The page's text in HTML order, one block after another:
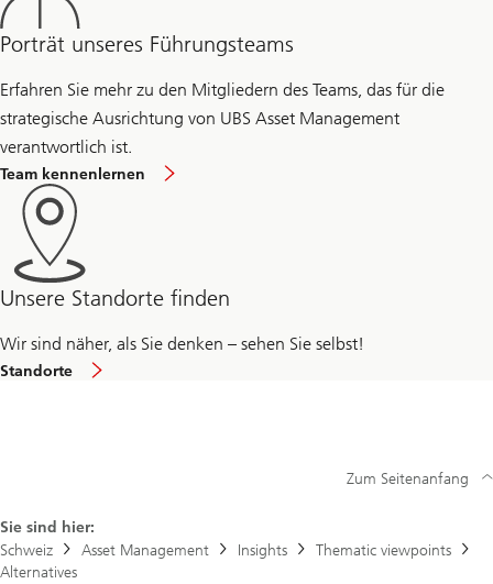
Porträt unseres Führungsteams
Erfahren Sie mehr zu den Mitgliedern des Teams, das für die
strategische Ausrichtung von UBS Asset Management
verantwortlich ist.
Team kennenlernen
Unsere Standorte finden
Wir sind näher, als Sie denken – sehen Sie selbst!
Standorte
Sie sind hier:
Schweiz
Asset Management Insights
Thematic viewpoints
Alternatives
Zum Seitenanfang